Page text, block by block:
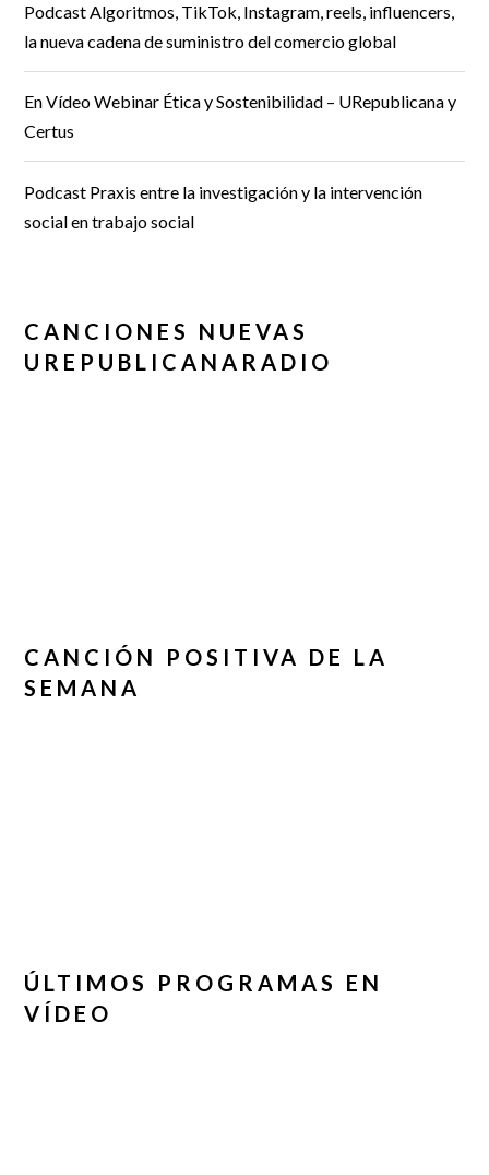
Podcast Algoritmos, TikTok, Instagram, reels, influencers,
la nueva cadena de suministro del comercio global
En Vídeo Webinar Ética y Sostenibilidad – URepublicana y
Certus
Podcast Praxis entre la investigación y la intervención
social en trabajo social
CANCIONES NUEVAS
UREPUBLICANARADIO
CANCIÓN POSITIVA DE LA
SEMANA
ÚLTIMOS PROGRAMAS EN
VÍDEO